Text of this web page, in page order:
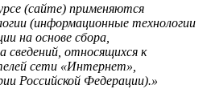
(сайте) применяются
(информационные технологии
на основе сбора,
сведений, относящихся к
сети «Интернет»,
Российской Федерации).»